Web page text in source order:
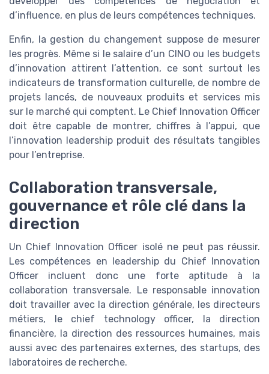
d’influence, en plus de leurs compétences techniques.
Enfin, la gestion du changement suppose de mesurer
les progrès. Même si le salaire d’un CINO ou les budgets
d’innovation attirent l’attention, ce sont surtout les
indicateurs de transformation culturelle, de nombre de
projets lancés, de nouveaux produits et services mis
sur le marché qui comptent. Le Chief Innovation Officer
doit être capable de montrer, chiffres à l’appui, que
l’innovation leadership produit des résultats tangibles
pour l’entreprise.
Collaboration transversale,
gouvernance et rôle clé dans la
direction
Un Chief Innovation Officer isolé ne peut pas réussir.
Les compétences en leadership du Chief Innovation
Officer incluent donc une forte aptitude à la
collaboration transversale. Le responsable innovation
doit travailler avec la direction générale, les directeurs
métiers, le chief technology officer, la direction
financière, la direction des ressources humaines, mais
aussi avec des partenaires externes, des startups, des
laboratoires de recherche.